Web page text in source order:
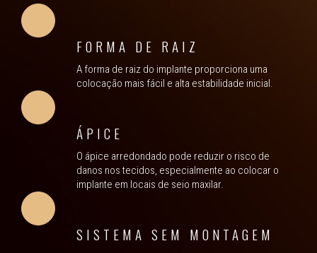
FORMA DE RAIZ
A forma de raiz do implante proporciona uma
colocação mais fácil e alta estabilidade inicial.
ÁPICE
O ápice arredondado pode reduzir o risco de
danos nos tecidos, especialmente ao colocar o
implante em locais de seio maxilar.
SISTEMA SEM MONTAGEM